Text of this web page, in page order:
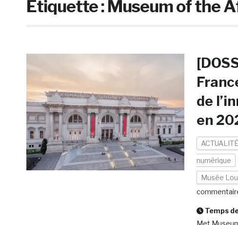
Étiquette :Museum of the
de
en
numérique
Musée
Temps
Met